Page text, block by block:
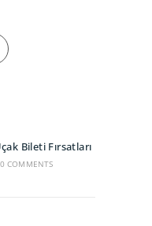
Opens
Bileti Fırsatları
0 COMMENTS